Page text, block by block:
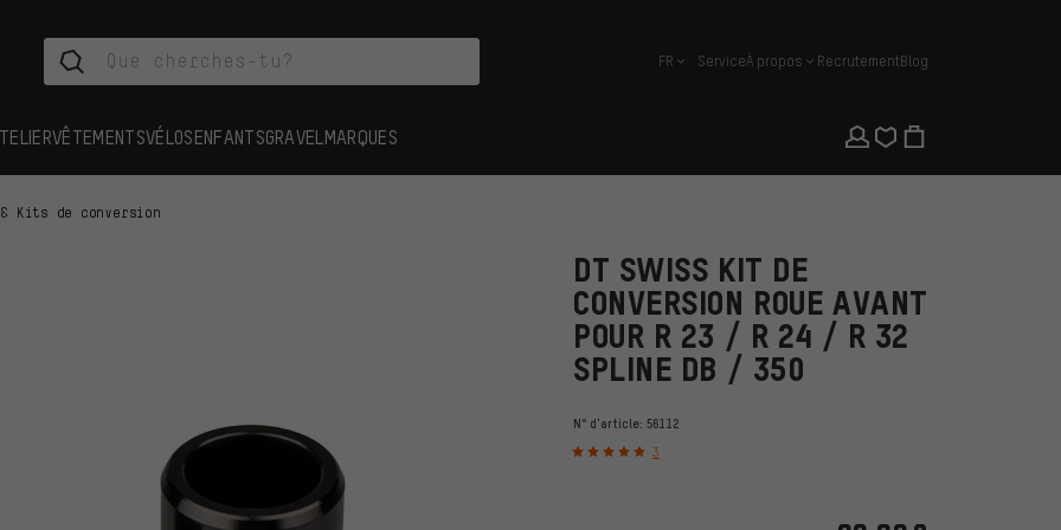
français
FR ServiceÀ propos RecrutementBlog
VÊTEMENTSVÉLOSENFANTSGRAVEL MARQUES
Kits de conversion
DT SWISS KIT DE
CONVERSION ROUE AVANT
POUR R 23 / R 24 / R 32
SPLINE DB / 350
N° d'article: 56112
3